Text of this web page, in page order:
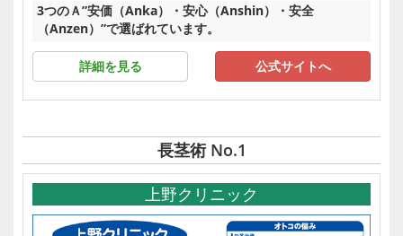
3つのＡ”安価（Anka）・安心（Anshin）・安全
（Anzen）”で選ばれています。
詳細を見る 公式サイトへ
長茎術 No.1
上野クリニック